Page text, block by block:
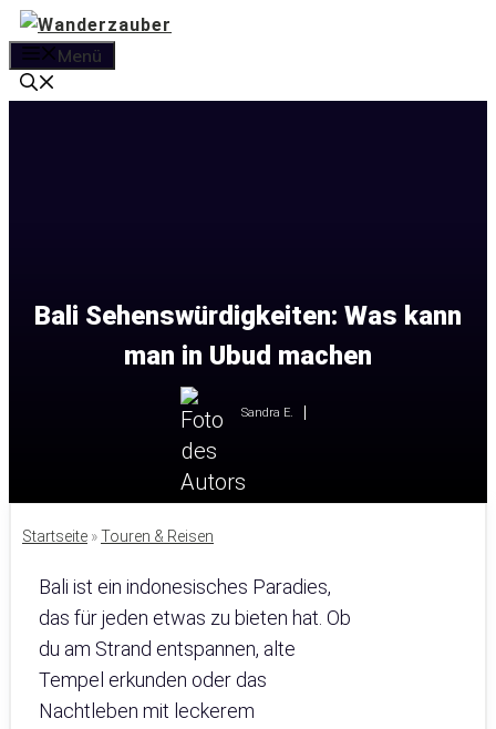
Zum
Inhalt
springen
Menü
Bali Sehenswürdigkeiten: Was kann
man in Ubud machen
Sandra E.
Startseite »Touren & Reisen
Bali ist ein indonesisches Paradies,
das für jeden etwas zu bieten hat. Ob
du am Strand entspannen, alte
Tempel erkunden oder das
Nachtleben mit leckerem